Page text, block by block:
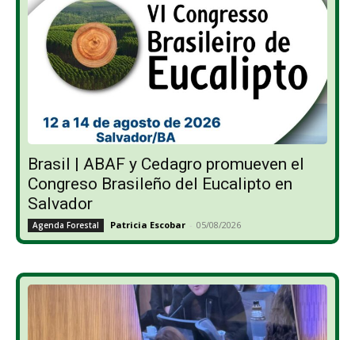
Brasil | ABAF y Cedagro promueven el
Congreso Brasileño del Eucalipto en
Salvador
Agenda Forestal Patricia Escobar - 05/08/2026